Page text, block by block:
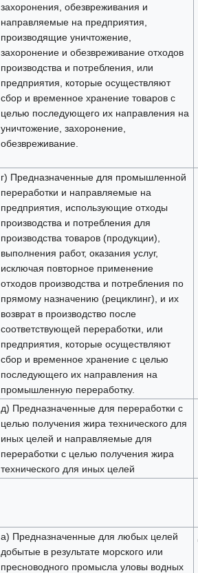
захоронения, обезвреживания и
направляемые на предприятия,
производящие уничтожение,
захоронение и обезвреживание отходов
производства и потребления, или
предприятия, которые осуществляют
сбор и временное хранение товаров с
целью последующего их направления на
уничтожение, захоронение,
обезвреживание.
г) Предназначенные для промышленной
переработки и направляемые на
предприятия, использующие отходы
производства и потребления для
производства товаров (продукции),
выполнения работ, оказания услуг,
исключая повторное применение
отходов производства и потребления по
прямому назначению (рециклинг), и их
возврат в производство после
соответствующей переработки, или
предприятия, которые осуществляют
сбор и временное хранение с целью
последующего их направления на
промышленную переработку.
д) Предназначенные для переработки с
целью получения жира технического для
иных целей и направляемые для
переработки с целью получения жира
технического для иных целей
а) Предназначенные для любых целей
добытые в результате морского или
пресноводного промысла уловы водных